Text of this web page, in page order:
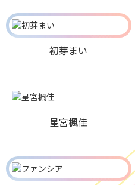
初芽まい
星宮楓佳